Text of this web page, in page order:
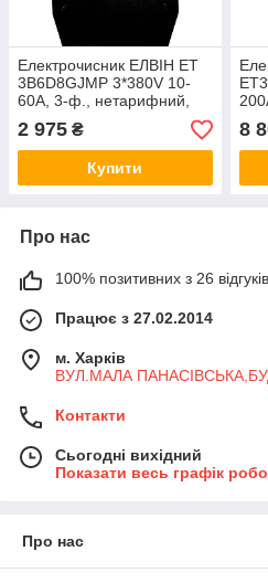
Електрочисник ЕЛВІН ET
3B6D8GJMP 3*380V 10-
60A, 3-ф., нетарифний,
А+, ТВ
2 975 ₴
Купити
8
Про нас
100% позитивних з 26
Працює з 27.02.2014
м. Харків
ВУЛ.МАЛА
Контакти
Сьогодні вихідний
Показати весь графік
Про нас